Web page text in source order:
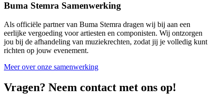
Buma Stemra Samenwerking
Als officiële partner van Buma Stemra dragen wij bij aan een
eerlijke vergoeding voor artiesten en componisten. Wij ontzorgen
jou bij de afhandeling van muziekrechten, zodat jij je volledig kunt
richten op jouw evenement.
Meer over onze samenwerking
Vragen? Neem contact met ons op!